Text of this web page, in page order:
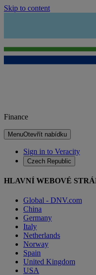
Skip to content
Finance
MenuOtevřít nabídku
Sign in to Veracity
Czech Republic
HLAVNÍ WEBOVÉ
Global - DNV.com
China
Germany
Italy
Netherlands
Norway
Spain
United Kingdom
USA